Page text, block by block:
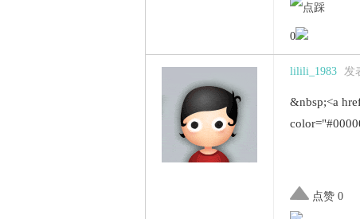
0
lilili_1983 发
&nbsp;<a
点赞 0